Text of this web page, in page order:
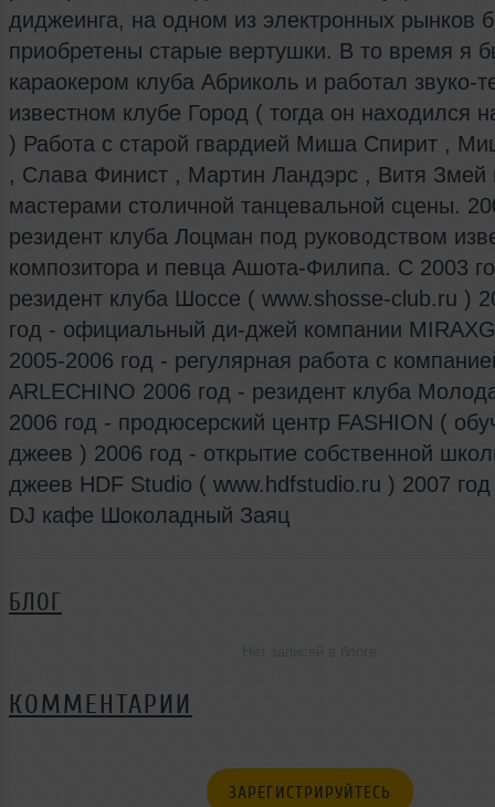
диджеинга, на одном из электронных рынков
приобретены старые вертушки. В то время я
караокером клуба Абриколь и работал звуко-
известном клубе Город ( тогда он находился
) Работа с старой гвардией Миша Спирит ,
, Слава Финист , Мартин Ландэрс , Витя Змей
мастерами столичной танцевальной сцены.
резидент клуба Лоцман под руководством
композитора и певца Ашота-Филипа. C 2003
резидент клуба Шоссе ( www.shosse-club.ru )
год - официальный ди-джей компании
2005-2006 год - регулярная работа с
ARLECHINO 2006 год - резидент клуба
2006 год - продюсерский центр FASHION (
джеев ) 2006 год - открытие собственной
джеев HDF Studio ( www.hdfstudio.ru ) 2007
DJ кафе Шоколадный Заяц
БЛОГ
КОММЕНТАРИИ
ЗАРЕГИСТРИРУЙТЕСЬ